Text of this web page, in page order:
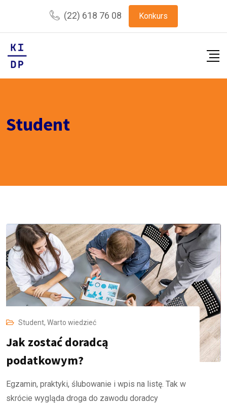
(22) 618 76 08 Konkurs
Student
Student, Warto wiedzieć
Jak zostać doradcą
podatkowym?
Egzamin, praktyki, ślubowanie i wpis na listę. Tak w
skrócie wygląda droga do zawodu doradcy